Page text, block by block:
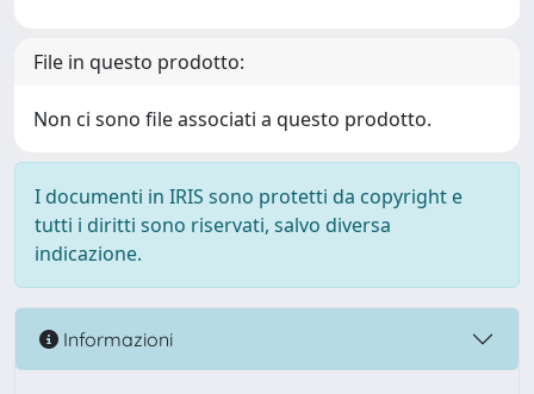
File in questo prodotto:
Non ci sono file associati a questo prodotto.
I documenti in IRIS sono protetti da copyright e
tutti i diritti sono riservati, salvo diversa
indicazione.
Informazioni